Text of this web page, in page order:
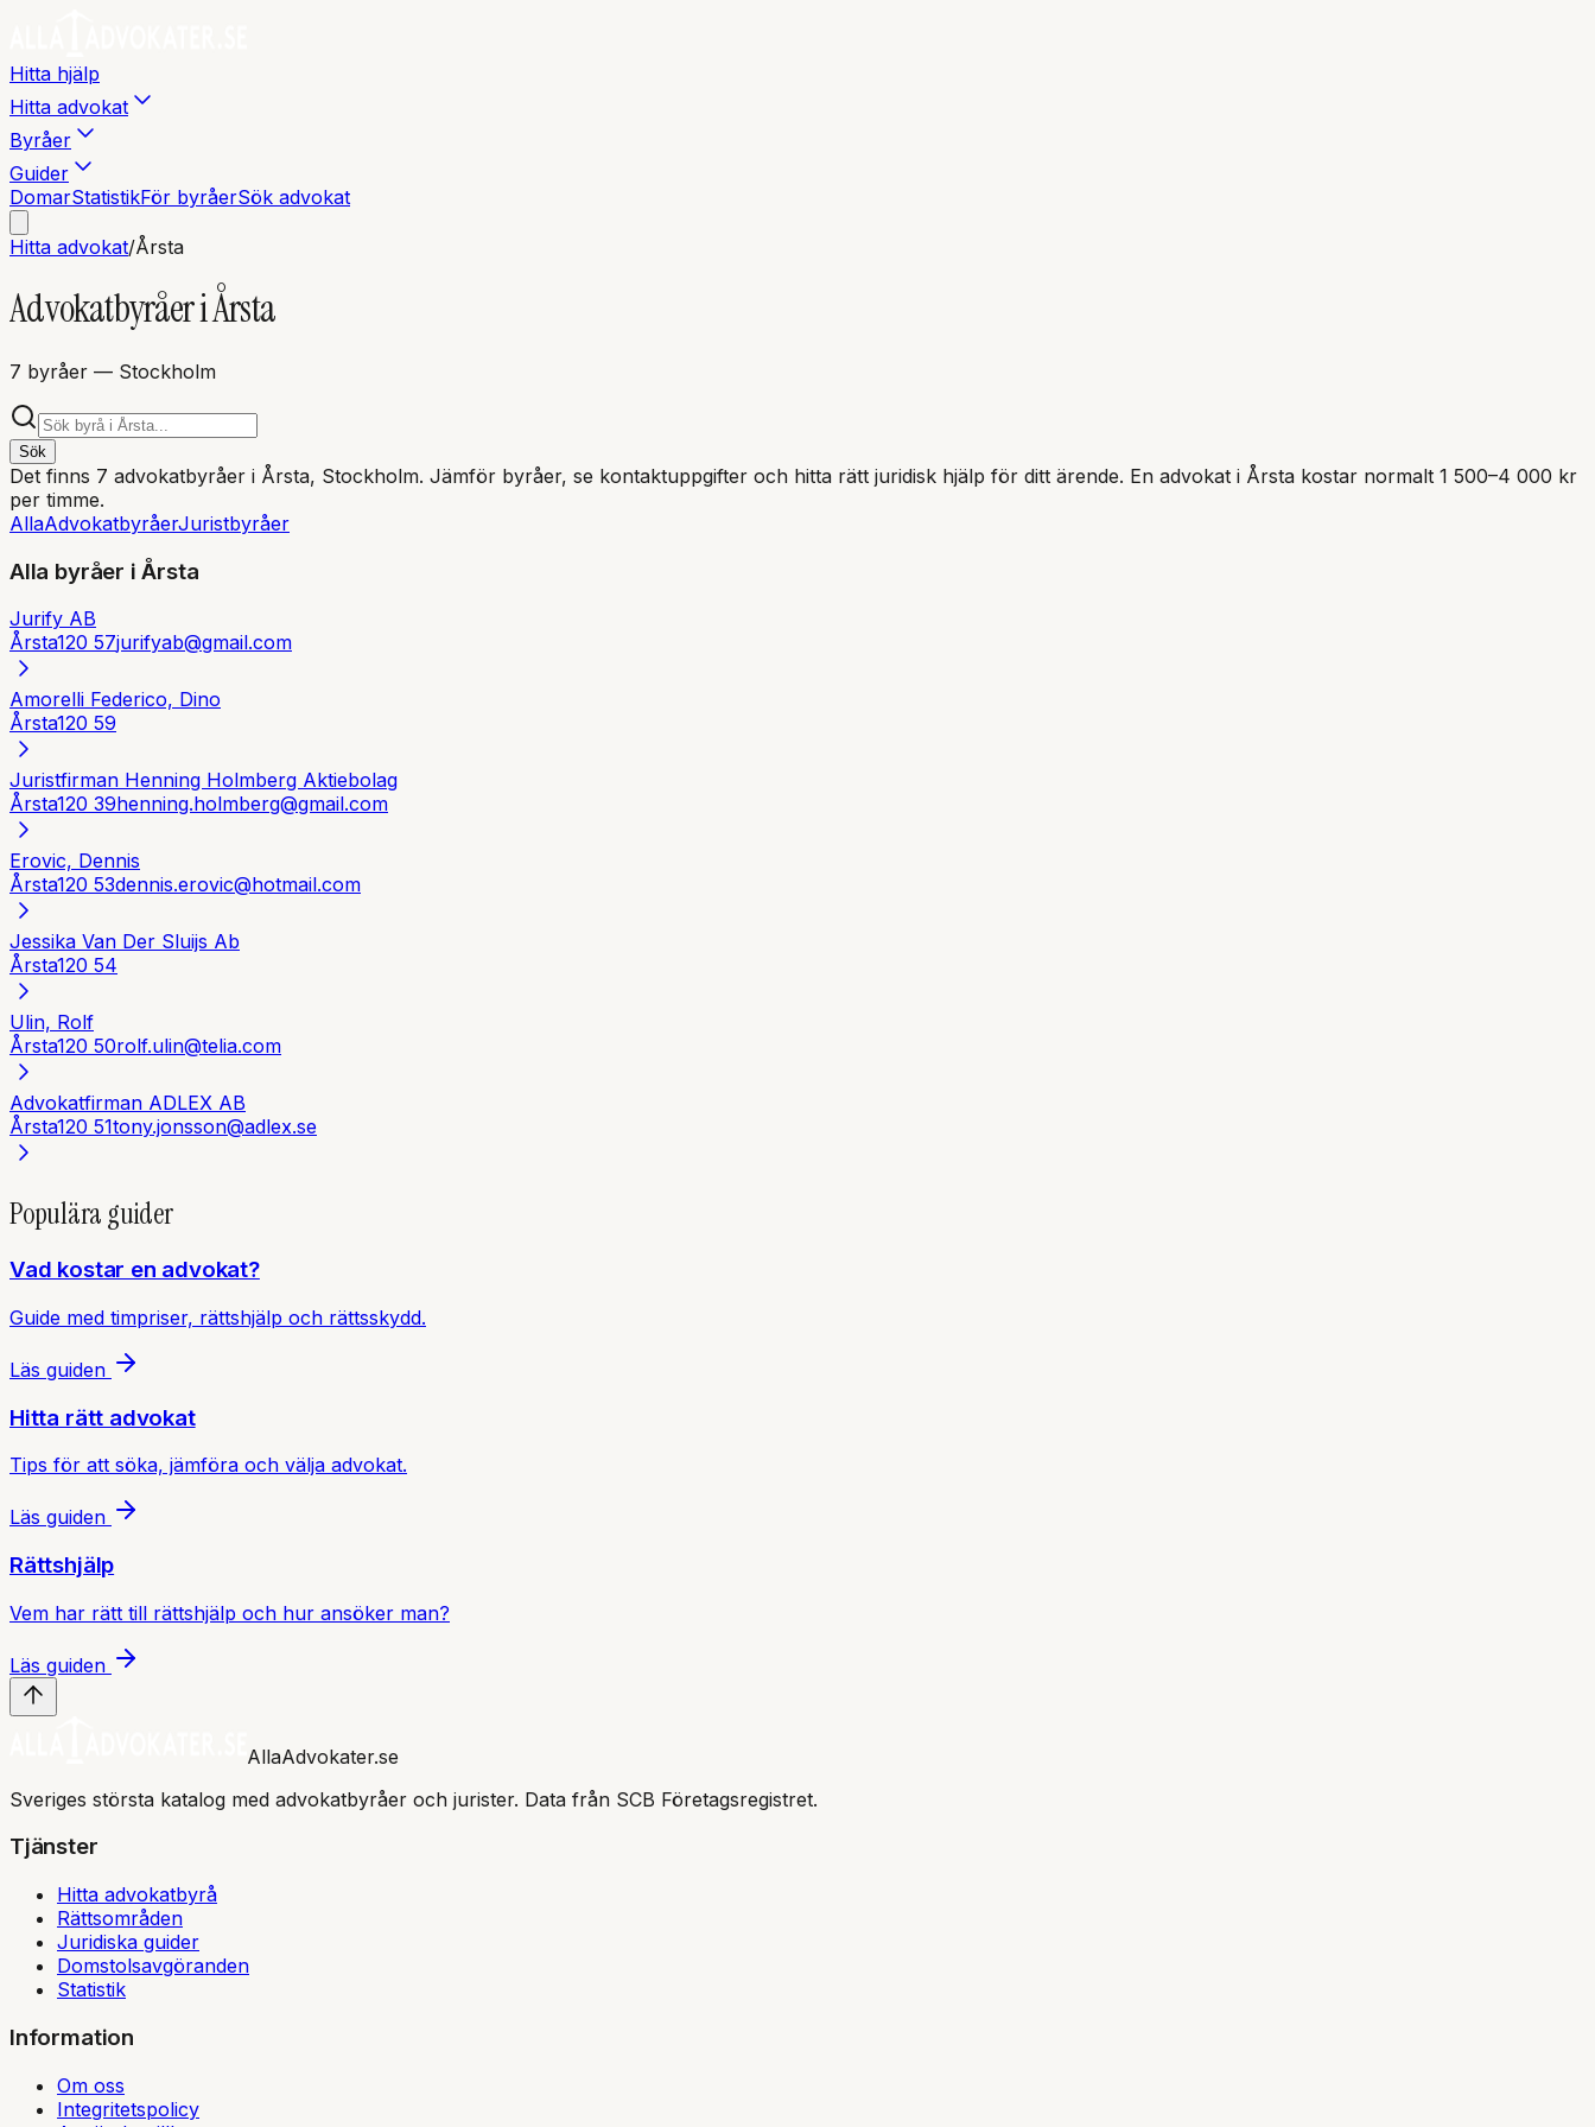
Hitta hjälp
Hitta advokat
Byråer
Guider
DomarStatistikFör byråerSök advokat
Hitta advokat/Årsta
Advokatbyråer iÅrsta
7 byråer — Stockholm
Sök
Det finns 7 advokatbyråer i Årsta, Stockholm. Jämför byråer, se kontaktuppgifter och hitta rätt juridisk hjälp för ditt ärende. En advokat i Årsta kostar normalt 1 500–4 000 kr
per timme.
AllaAdvokatbyråerJuristbyråer
Alla byråer iÅrsta
Jurify AB
Årsta120 57jurifyab@gmail.com
Amorelli Federico, Dino
Årsta120 59
Juristfirman Henning Holmberg Aktiebolag
Årsta120 39henning.holmberg@gmail.com
Erovic, Dennis
Årsta120 53dennis.erovic@hotmail.com
Jessika Van Der Sluijs Ab
Årsta120 54
Ulin, Rolf
Årsta120 50rolf.ulin@telia.com
Advokatfirman ADLEX AB
Årsta120 51tony.jonsson@adlex.se
Populära guider
Vad kostar en advokat?
Guide med timpriser, rättshjälp och rättsskydd.
Läs guiden
Hitta rätt advokat
Tips för att söka, jämföra och välja advokat.
Läs guiden
Rättshjälp
Vem har rätt till rättshjälp och hur ansöker man?
Läs guiden
AllaAdvokater.se
Sveriges största katalog med advokatbyråer och jurister. Data från SCB Företagsregistret.
Tjänster
Hitta advokatbyrå
Rättsområden
Juridiska guider
Domstolsavgöranden
Statistik
Information
Om oss
Integritetspolicy